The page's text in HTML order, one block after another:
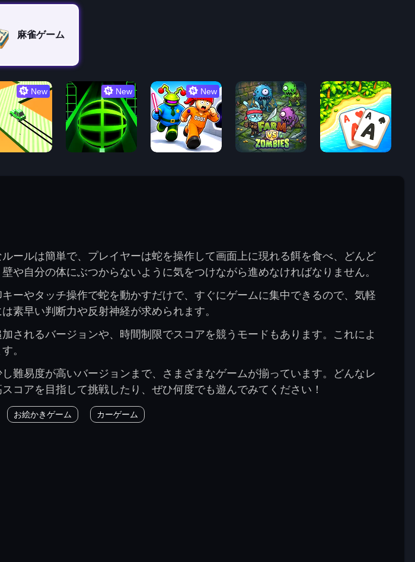
麻雀ゲーム
New New New
ールは簡単で、プレイヤーは蛇を操作して画面上に現れる餌を食べ、どんど
自分の体にぶつからないように気をつけながら進めなければなりません。
ーやタッチ操作で蛇を動かすだけで、すぐにゲームに集中できるので、気軽
素早い判断力や反射神経が求められます。
されるバージョンや、時間制限でスコアを競うモードもあります。これによ
。
難易度が高いバージョンまで、さまざまなゲームが揃っています。どんなレ
コアを目指して挑戦したり、ぜひ何度でも遊んでみてください！
お絵かきゲーム カーゲーム